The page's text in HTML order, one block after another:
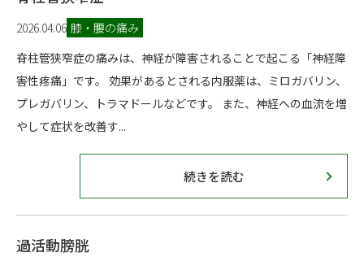
2026.04.06 膝・腰の痛み
脊柱管狭窄症の痛みは、神経が障害されることで起こる「神経障
害性疼痛」です。 効果があるとされる内服薬は、ミロガバリン、
プレガバリン、トラマドールなどです。 また、神経への血流を増
やして症状を改善す...
続きを読む
過活動膀胱